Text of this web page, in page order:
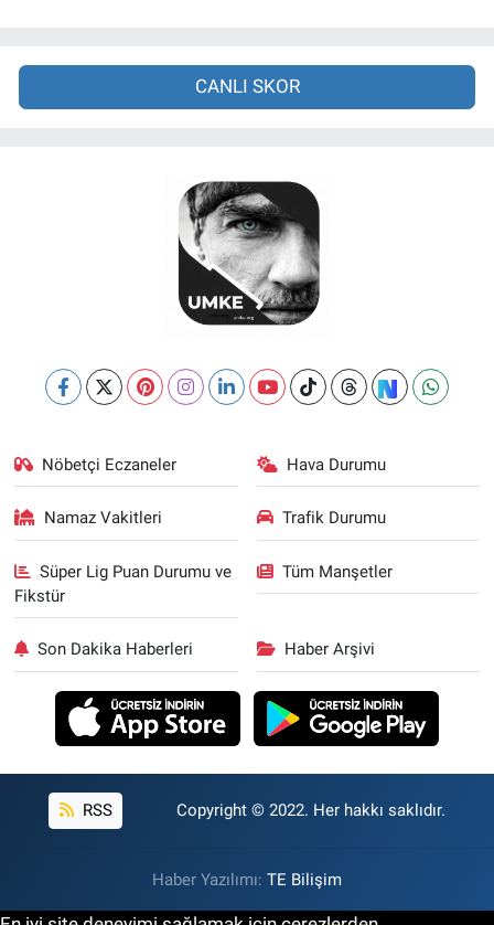
CANLI SKOR
Nöbetçi Eczaneler Hava Durumu
Namaz Vakitleri Trafik Durumu
Süper Lig Puan Durumu ve
Fikstür
Tüm Manşetler
Son Dakika Haberleri Haber Arşivi
RSS Copyright © 2022. Her hakkı saklıdır.
Haber Yazılımı: TE Bilişim